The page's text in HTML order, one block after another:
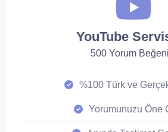
YouTube
500 Yorum
%100 Türk ve
Yorumunuzu Öne